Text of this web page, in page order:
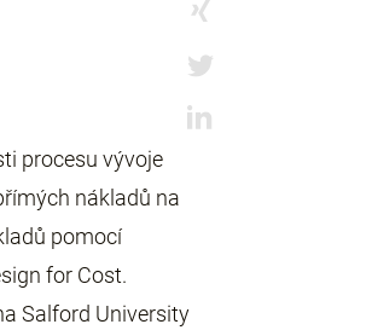
procesu vývoje
nákladů na
pomocí
for Cost.
Salford University